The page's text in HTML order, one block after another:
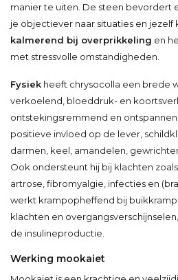
manier te uiten. De steen bevordert
je objectiever naar situaties en jezelf
kalmerend bij overprikkeling en
met stressvolle omstandigheden.
Fysiek heeft chrysocolla een brede
verkoelend, bloeddruk- en
ontstekingsremmend en
positieve invloed op de lever,
darmen, keel, amandelen,
Ook ondersteunt hij bij klachten
artrose, fibromyalgie, infecties en
werkt krampopheffend bij
klachten en
de insulineproductie.
Werking mookaiet